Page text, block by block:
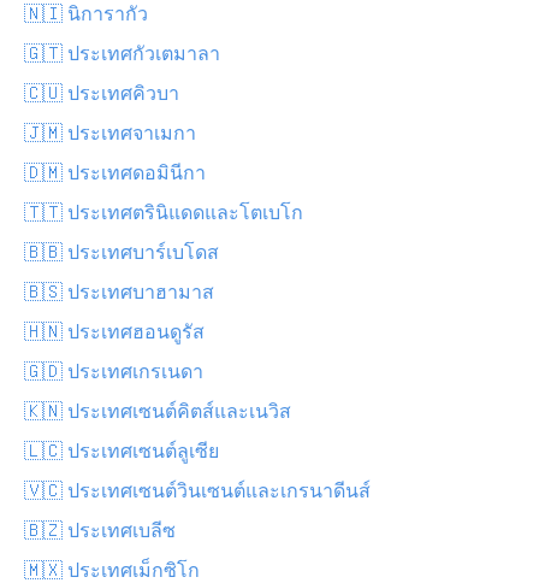
🇳🇮 นิการากัว
🇬🇹 ประเทศกัวเตมาลา
🇨🇺 ประเทศคิวบา
🇯🇲 ประเทศจาเมกา
🇩🇲 ประเทศดอมินีกา
🇹🇹 ประเทศตรินิแดดและโตเบโก
🇧🇧 ประเทศบาร์เบโดส
🇧🇸 ประเทศบาฮามาส
🇭🇳 ประเทศฮอนดูรัส
🇬🇩 ประเทศเกรเนดา
🇰🇳 ประเทศเซนต์คิตส์และเนวิส
🇱🇨 ประเทศเซนต์ลูเซีย
🇻🇨 ประเทศเซนต์วินเซนต์และเกรนาดีนส์
🇧🇿 ประเทศเบลีซ
🇲🇽 ประเทศเม็กซิโก